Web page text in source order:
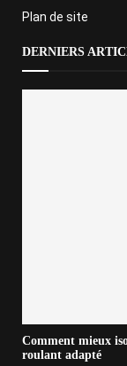
Plan de site
DERNIERS
Comment mieux
roulant adapté